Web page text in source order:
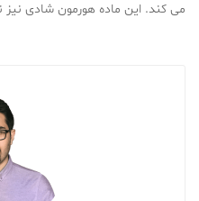
می کند. این ماده هورمون شادی نیز